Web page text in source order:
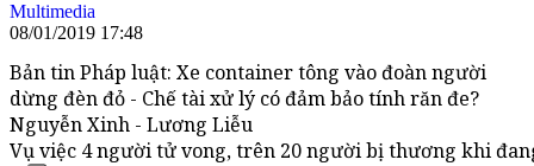
Multimedia
08/01/2019 17:48
Bản tin Pháp luật: Xe container tông vào đoàn người
dừng đèn đỏ - Chế tài xử lý có đảm bảo tính răn đe?
Nguyễn Xinh - Lương Liễu
Vụ việc 4 người tử vong, trên 20 người bị thương khi